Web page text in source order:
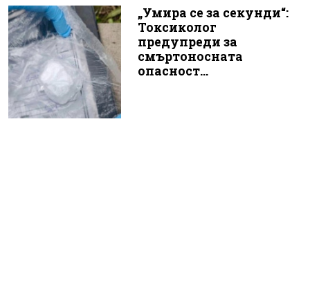
„Умира се за секунди“:
Токсиколог
предупреди за
смъртоносната
опасност...